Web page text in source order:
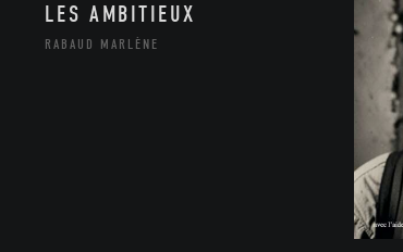
LES AMBITIEUX
RABAUD MARLÈNE